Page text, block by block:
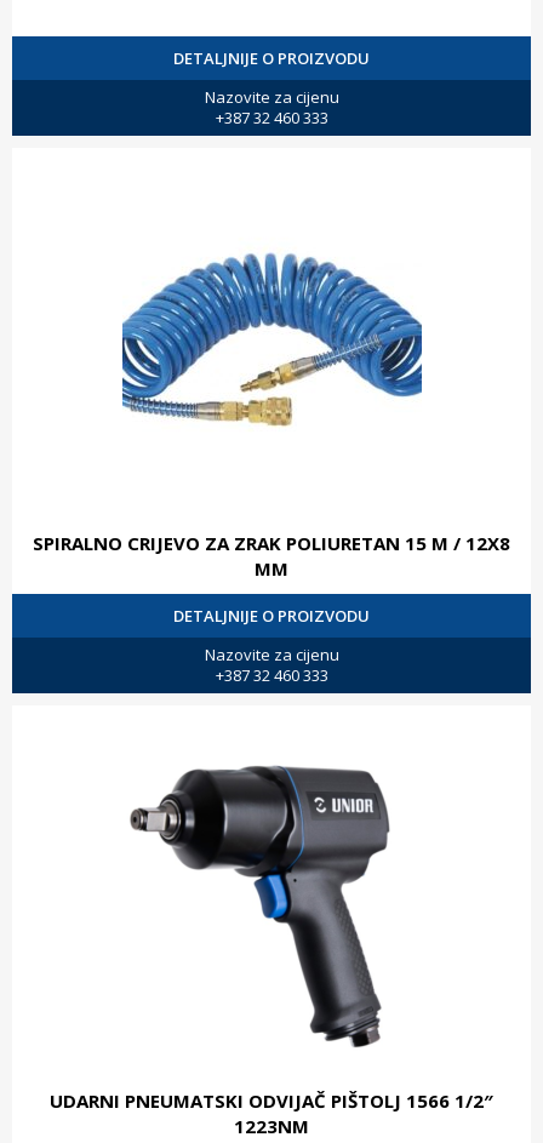
DETALJNIJE O PROIZVODU
Nazovite za cijenu
+387 32 460 333
SPIRALNO CRIJEVO ZA ZRAK POLIURETAN 15 M / 12X8
MM
DETALJNIJE O PROIZVODU
Nazovite za cijenu
+387 32 460 333
UDARNI PNEUMATSKI ODVIJAČ PIŠTOLJ 1566 1/2″
1223NM